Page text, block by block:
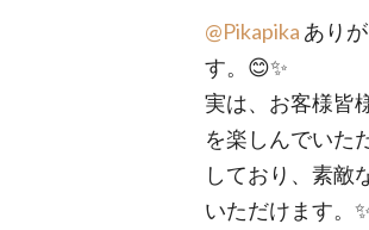
@Pikapika あり
す。😊✨
実は、お客様皆
を楽しんでいた
しており、素敵
いただけます。